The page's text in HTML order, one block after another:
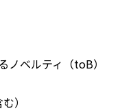
ノベルティ（toB）
）